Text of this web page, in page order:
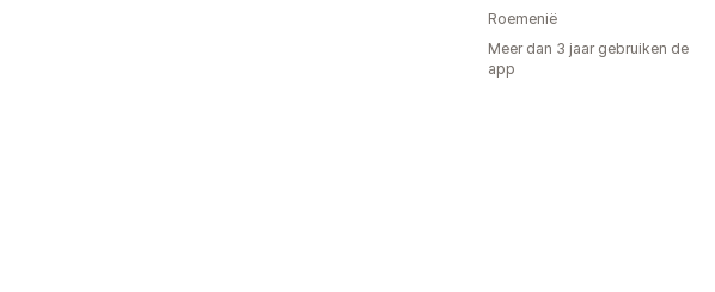
Roemenië
Meer dan 3 jaar gebruiken de
app